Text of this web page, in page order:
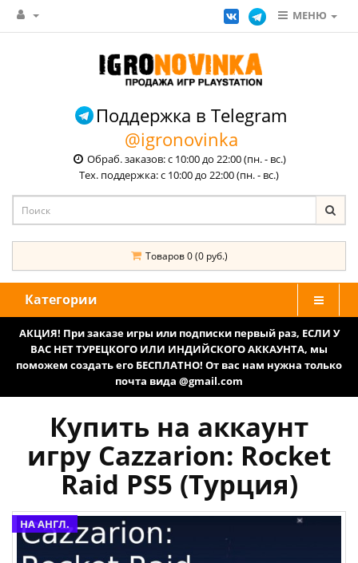
МЕНЮ
Поддержка в Telegram
@igronovinka
Обраб. заказов: с 10:00 до 22:00 (пн. - вс.)
Тех. поддержка: с 10:00 до 22:00 (пн. - вс.)
Товаров 0 (0 руб.)
Категории
АКЦИЯ! При заказе игры или подписки первый раз, ЕСЛИ У
ВАС НЕТ ТУРЕЦКОГО ИЛИ ИНДИЙСКОГО АККАУНТА, мы
поможем создать его БЕСПЛАТНО! От вас нам нужна только
почта вида @gmail.com
Купить на аккаунт
игру Cazzarion: Rocket
Raid PS5 (Турция)
НА АНГЛ.